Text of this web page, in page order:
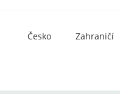
Česko Zahraničí